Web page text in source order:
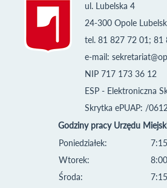
ul. Lubelska 4
24-300 Opole
tel. 81 827 72 01; 81
e-mail:
NIP 717 173 36 12
ESP - Elektroniczna
Skrytka ePUAP: /
Godziny pracy Urzędu
Poniedziałek:
Wtorek:
Środa: